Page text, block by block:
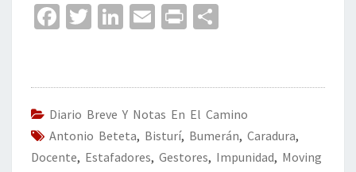
Fa
o
o
k
T
er
Li
dI
n
E
l
Pr
p
ar
tir
Diario Breve Y Notas En El Camino
Antonio Beteta, Bisturí, Bumerán, Caradura,
Docente, Estafadores, Gestores, Impunidad, Moving